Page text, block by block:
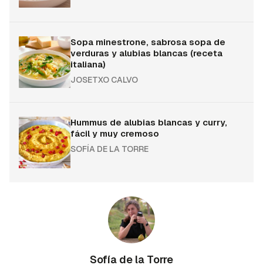
Sopa minestrone, sabrosa sopa de
verduras y alubias blancas (receta
italiana)
JOSETXO CALVO
Hummus de alubias blancas y curry,
fácil y muy cremoso
SOFÍA DE LA TORRE
Sofía de la Torre